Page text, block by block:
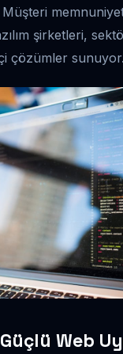
Müşteri
şirketleri,
çözümler sunuyor.
Web